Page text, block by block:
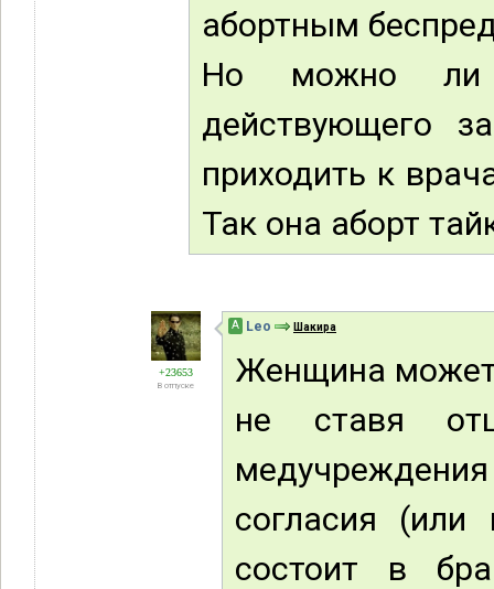
абортным
Но можно ли
действующего
приходить к
Так она аборт
+23653
В отпуске
А Leo Шакира
Женщина может
не ставя
согласия
состоит в